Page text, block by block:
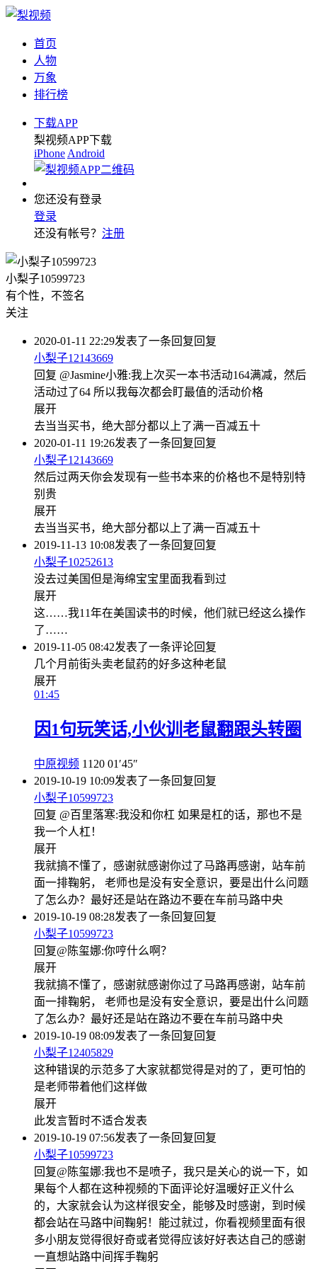
首页
人物
万象
排行榜
下载APP
梨视频APP下载
iPhone Android
您还没有登录
登录
还没有帐号？ 注册
小梨子10599723
有个性，不签名
关注
2020-01-11 22:29发表了一条回复回复
小梨子12143669
回复 @Jasmine小雅:我上次买一本书活动164满减，然后
活动过了64 所以我每次都会盯最值的活动价格
展开
去当当买书，绝大部分都以上了满一百减五十
2020-01-11 19:26发表了一条回复回复
小梨子12143669
然后过两天你会发现有一些书本来的价格也不是特别特
别贵
展开
去当当买书，绝大部分都以上了满一百减五十
2019-11-13 10:08发表了一条回复回复
小梨子10252613
没去过美国但是海绵宝宝里面我看到过
展开
这……我11年在美国读书的时候，他们就已经这么操作
了……
2019-11-05 08:42发表了一条评论回复
几个月前街头卖老鼠药的好多这种老鼠
展开
01:45
因1句玩笑话,小伙训老鼠翻跟头转圈
中原视频 1120 01′45″
2019-10-19 10:09发表了一条回复回复
小梨子10599723
回复 @百里落寒:我没和你杠 如果是杠的话，那也不是
我一个人杠！
展开
我就搞不懂了，感谢就感谢你过了马路再感谢，站车前
面一排鞠躬， 老师也是没有安全意识，要是出什么问题
了怎么办？最好还是站在路边不要在车前马路中央
2019-10-19 08:28发表了一条回复回复
小梨子10599723
回复@陈玺娜:你哼什么啊？
展开
我就搞不懂了，感谢就感谢你过了马路再感谢，站车前
面一排鞠躬， 老师也是没有安全意识，要是出什么问题
了怎么办？最好还是站在路边不要在车前马路中央
2019-10-19 08:09发表了一条回复回复
小梨子12405829
这种错误的示范多了大家就都觉得是对的了，更可怕的
是老师带着他们这样做
展开
此发言暂时不适合发表
2019-10-19 07:56发表了一条回复回复
小梨子10599723
回复@陈玺娜:我也不是喷子，我只是关心的说一下，如
果每个人都在这种视频的下面评论好温暖好正义什么
的，大家就会认为这样很安全，能够及时感谢，到时候
都会站在马路中间鞠躬！能过就过，你看视频里面有很
多小朋友觉得很好奇或者觉得应该好好表达自己的感谢
一直想站路中间挥手鞠躬